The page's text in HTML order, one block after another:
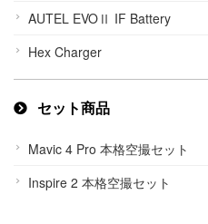
AUTEL EVOⅡ IF Battery
Hex Charger
セット商品
Mavic 4 Pro 本格空撮セット
Inspire 2 本格空撮セット